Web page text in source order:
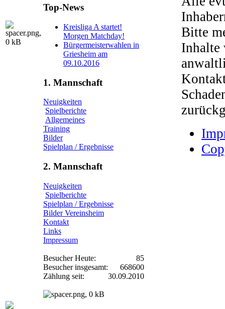
Top-News
Kreisliga A startet!
Morgen Matchday!
Bürgermeisterwahlen in
Griesheim am
09.10.2016
1. Mannschaft
Neuigkeiten
Spielberichte
Allgemeines
Training
Bilder
Spielplan / Ergebnisse
2. Mannschaft
Neuigkeiten
Spielberichte
Spielplan / Ergebnisse
Bilder Vereinsheim
Kontakt
Links
Impressum
Besucher Heute:
85
Besucher insgesamt:
668600
Zählung seit:
30.09.2010
Bitte
Inhalte